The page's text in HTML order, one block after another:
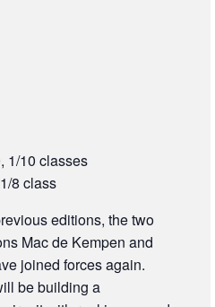
1/10 classes
8 class
editions, the two
Mac de Kempen and
joined forces again.
be building a